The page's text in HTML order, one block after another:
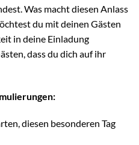
Was macht diesen Anlass
du mit deinen Gästen
in deine Einladung
dass du dich auf ihr
diesen besonderen Tag